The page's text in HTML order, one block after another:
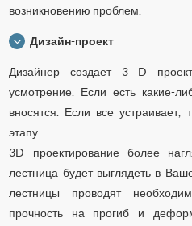
возникновению проблем.
Дизайн-проект
Дизайнер создает 3 D
усмотрение. Если есть какие-
вносятся. Если все
этапу.
3D проектирование более
лестница будет выглядеть в
лестницы проводят
прочность на прогиб и